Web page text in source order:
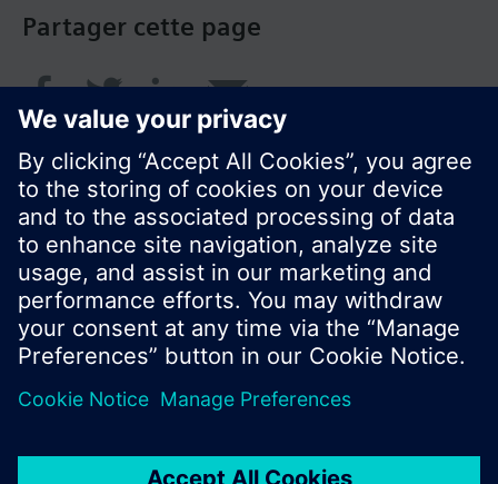
Partager cette page
© Siemens Switzerland Ltd. 2018
Le portefeuille des produits peut varier en
Conditions d'utilisation